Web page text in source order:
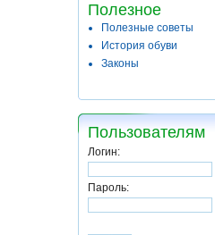
Полезное
Полезные советы
История обуви
Законы
Пользователям
Логин:
Пароль: